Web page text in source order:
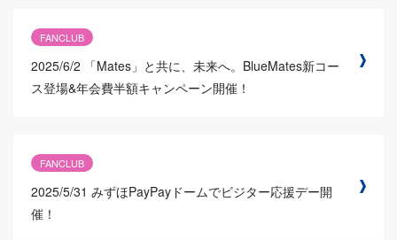
FANCLUB
2025/6/2
「Mates」と共に、未来へ。BlueMates新コー
ス登場&年会費半額キャンペーン開催！
FANCLUB
2025/5/31 みずほPayPayドームでビジター応援デー開
催！